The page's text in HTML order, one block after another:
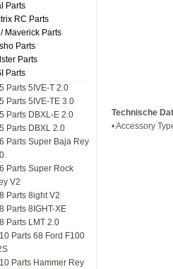
Parts
RC Parts
/ Maverick Parts
Parts
Parts
Parts
Parts 5IVE-T 2.0
Parts 5IVE-TE 3.0
Parts DBXL-E 2.0
Parts DBXL 2.0
Parts Super Baja Rey
Parts Super Rock
V2
Parts 8ight V2
Parts 8IGHT-XE
Parts LMT 2.0
Parts 68 Ford F100
Parts Hammer Rey
Technische
• Accessory